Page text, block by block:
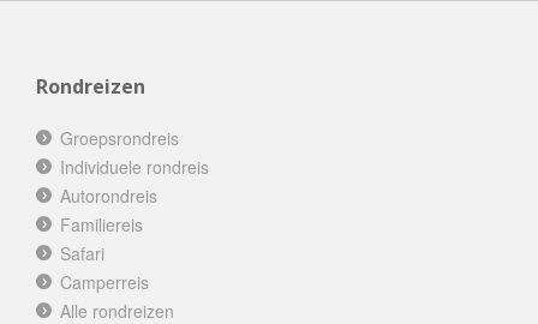
Rondreizen
Groepsrondreis
Individuele rondreis
Autorondreis
Familiereis
Safari
Camperreis
Alle rondreizen